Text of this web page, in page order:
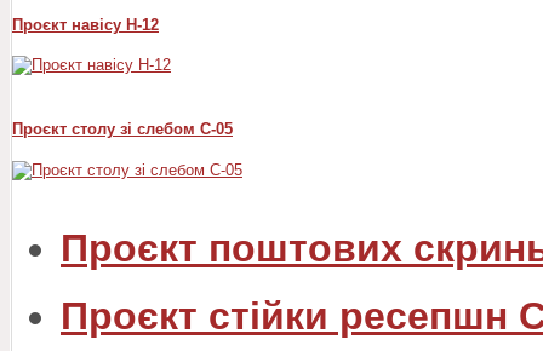
Проєкт навісу Н-12
Проєкт столу зі слебом С-05
Проєкт поштових
Проєкт стійки ресепшн